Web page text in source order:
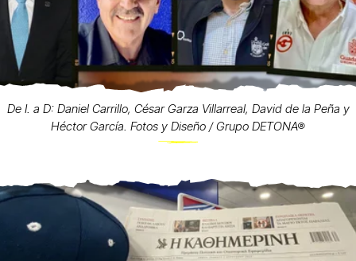
De I. a D: Daniel Carrillo, César Garza Villarreal, David de la Peña y
Héctor García. Fotos y Diseño / Grupo DETONA®